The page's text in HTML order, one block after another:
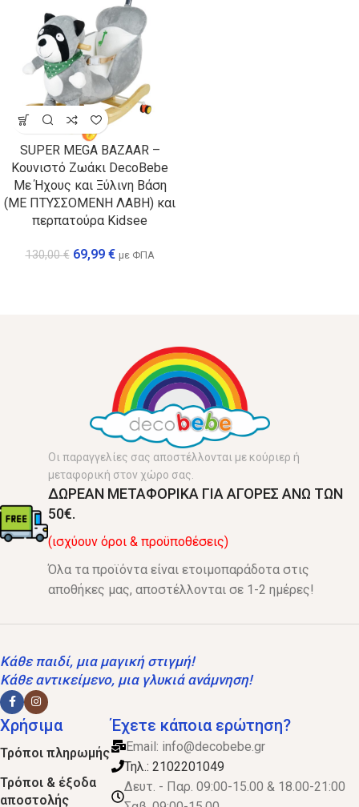
SUPER MEGA BAZAAR –
Κουνιστό Ζωάκι DecoBebe
Με Ήχους και Ξύλινη Βάση
(ΜΕ ΠΤΥΣΣΟΜΕΝΗ ΛΑΒΗ) και
περπατούρα Kidsee
130,00€ 69,99 € με ΦΠΑ
Οι παραγγελίες σας αποστέλλονται με κούριερ ή
μεταφορική στον χώρο σας.
ΔΩΡΕΑΝ ΜΕΤΑΦΟΡΙΚΑ ΓΙΑ ΑΓΟΡΕΣ ΑΝΩ ΤΩΝ
50€.
(ισχύουν όροι & προϋποθέσεις)
Όλα τα προϊόντα είναι ετοιμοπαράδοτα στις
αποθήκες μας, αποστέλλονται σε 1-2 ημέρες!
Κάθε παιδί, μια μαγική στιγμή!
Κάθε αντικείμενο, μια γλυκιά ανάμνηση!
Χρήσιμα
Τρόποι πληρωμής
Τρόποι & έξοδα
αποστολής
Έχετε κάποια ερώτηση?
Email: info@decobebe.gr
Τηλ.: 2102201049
Δευτ. - Παρ. 09:00-15.00 & 18.00-21:00